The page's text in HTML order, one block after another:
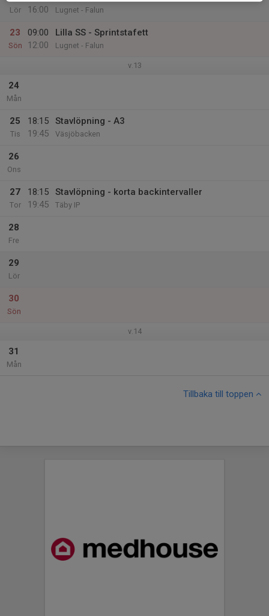
Lör
16:00
Lugnet - Falun
23
Sön
09:00
12:00
Lilla SS - Sprintstafett
Lugnet - Falun
v.13
24
Mån
25
Tis
18:15
19:45
Stavlöpning - A3
Väsjöbacken
26
Ons
27
Tor
18:15
19:45
Stavlöpning - korta backintervaller
Täby IP
28
Fre
29
Lör
30
Sön
v.14
31
Mån
Tillbaka till toppen